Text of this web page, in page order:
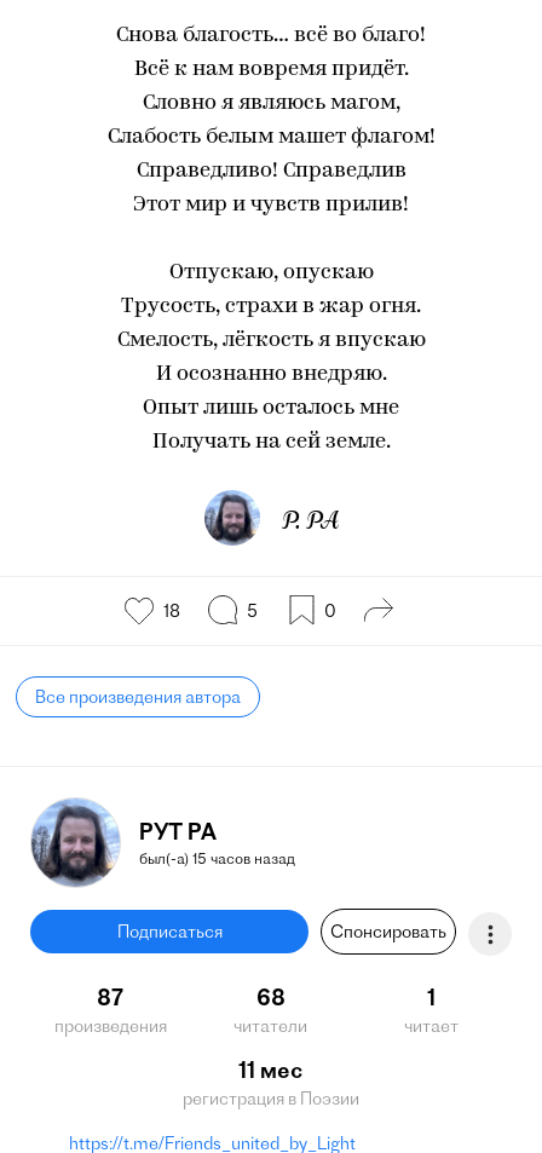
Снова благость… всё во благо!
Всё к нам вовремя придёт.
Словно я являюсь магом,
Слабость белым машет флагом!
Справедливо! Справедлив
Этот мир и чувств прилив!
Отпускаю, опускаю
Трусость, страхи в жар огня.
Смелость, лёгкость я впускаю
И осознанно внедряю.
Опыт лишь осталось мне
Получать на сей земле.
Р. РА
18 5 0
Все произведения автора
РУТ РА
был(-а) 15 часов назад
Подписаться Спонсировать
87
произведения
68
читатели
1
читает
11 мес
регистрация в Поэзии
https://t.me/Friends_united_by_Light